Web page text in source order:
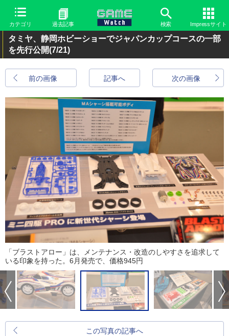
カテゴリ 過去記事 検索 Impressサイト
タミヤ、静岡ホビーショーでジャパンカップコースの一部
を先行公開(7/21)
前の画像 次の画像
記事へ
「ブラストアロー」は、メンテナンス・改造のしやすさを追求して
いる印象を持った。6月発売で、価格945円
この写真の記事へ